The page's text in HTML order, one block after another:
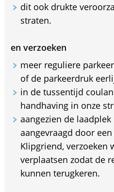
dit ook drukte
straten.
en verzoeken
meer reguliere
of de parkeerdruk
in de tussentijd
handhaving in onze
aangezien de
aangevraagd door
Klipgriend, verzoeken
verplaatsen zodat de
kunnen terugkeren.